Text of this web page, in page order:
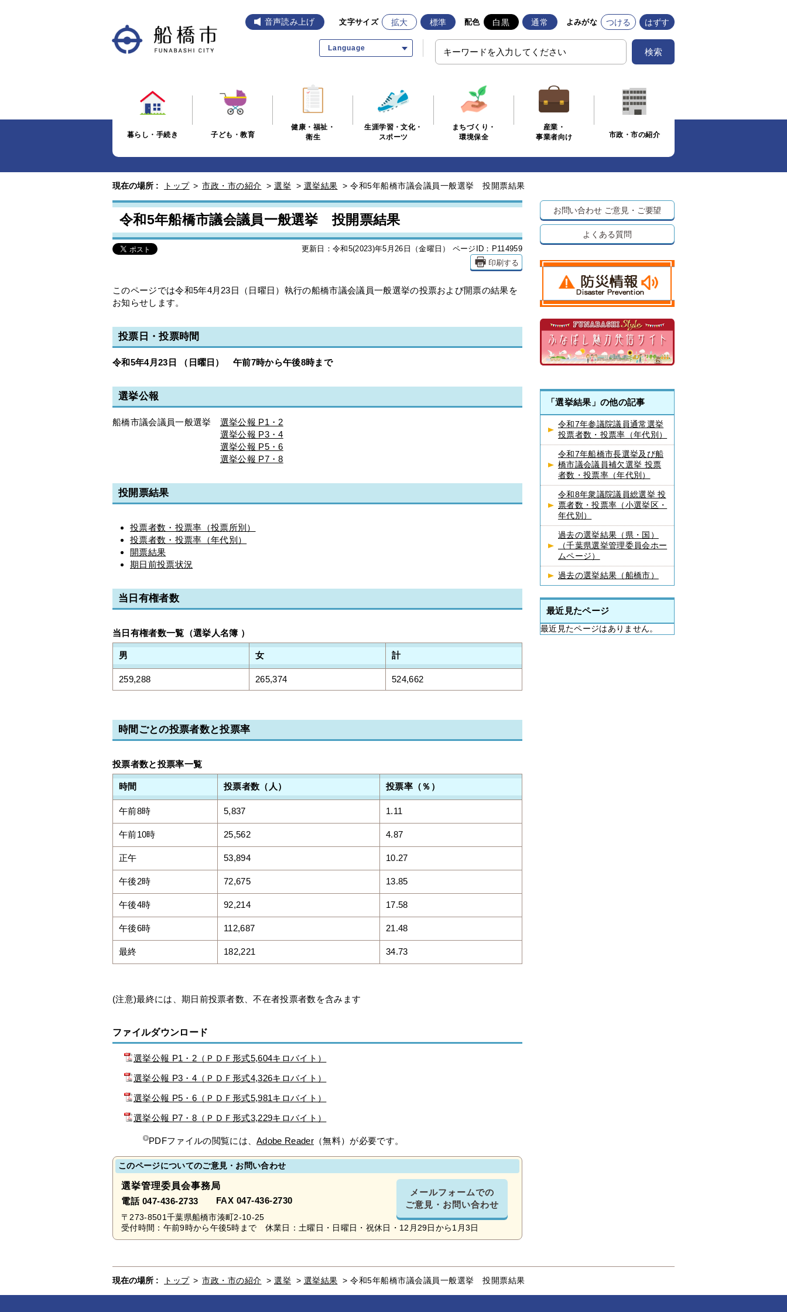
音声読み上げ 文字サイズ 拡大 標準 配色 白黒 通常 よみがな つける はずす
Language 検索
暮らし・手続き 子ども・教育
健康・福祉・
衛生
生涯学習・文化・
スポーツ
まちづくり・
環境保全
産業・
事業者向け
市政・市の紹介
現在の場所 : トップ > 市政・市の紹介 > 選挙 > 選挙結果 > 令和5年船橋市議会議員一般選挙 投開票結果
令和5年船橋市議会議員一般選挙 投開票結果
更新日：令和5(2023)年5月26日（金曜日） ページID：P114959
印刷する
このページでは令和5年4月23日（日曜日）執行の船橋市議会議員一般選挙の投票および開票の結果を
お知らせします。
投票日・投票時間
令和5年4月23日 （日曜日） 午前7時から午後8時まで
選挙公報
船橋市議会議員一般選挙 選挙公報 P1・2
選挙公報 P3・4
選挙公報 P5・6
選挙公報 P7・8
投開票結果
投票者数・投票率（投票所別）
投票者数・投票率（年代別）
開票結果
期日前投票状況
当日有権者数
当日有権者数一覧（選挙人名簿 ）
男 女 計
259,288 265,374 524,662
時間ごとの投票者数と投票率
投票者数と投票率一覧
時間 投票者数（人） 投票率（％）
午前8時 5,837 1.11
午前10時 25,562 4.87
正午 53,894 10.27
午後2時 72,675 13.85
午後4時 92,214 17.58
午後6時 112,687 21.48
最終 182,221 34.73
(注意)最終には、期日前投票者数、不在者投票者数を含みます
ファイルダウンロード
選挙公報 P1・2（ＰＤＦ形式5,604キロバイト）
選挙公報 P3・4（ＰＤＦ形式4,326キロバイト）
選挙公報 P5・6（ＰＤＦ形式5,981キロバイト）
選挙公報 P7・8（ＰＤＦ形式3,229キロバイト）
PDFファイルの閲覧には、Adobe Reader （無料）が必要です。
このページについてのご意見・お問い合わせ
選挙管理委員会事務局
電話 047-436-2733 FAX 047-436-2730
メールフォームでの
ご意見・お問い合わせ
〒273-8501千葉県船橋市湊町2-10-25
受付時間：午前9時から午後5時まで 休業日：土曜日・日曜日・祝休日・12月29日から1月3日
お問い合わせ ご意見・ご要望
よくある質問
「選挙結果」の他の記事
令和7年参議院議員通常選挙
投票者数・投票率（年代別）
令和7年船橋市長選挙及び船
橋市議会議員補欠選挙 投票
者数・投票率（年代別）
令和8年衆議院議員総選挙 投
票者数・投票率（小選挙区・
年代別）
過去の選挙結果（県・国）
（千葉県選挙管理委員会ホー
ムページ）
過去の選挙結果（船橋市）
最近見たページ
最近見たページはありません。
現在の場所 : トップ > 市政・市の紹介 > 選挙 > 選挙結果 > 令和5年船橋市議会議員一般選挙 投開票結果